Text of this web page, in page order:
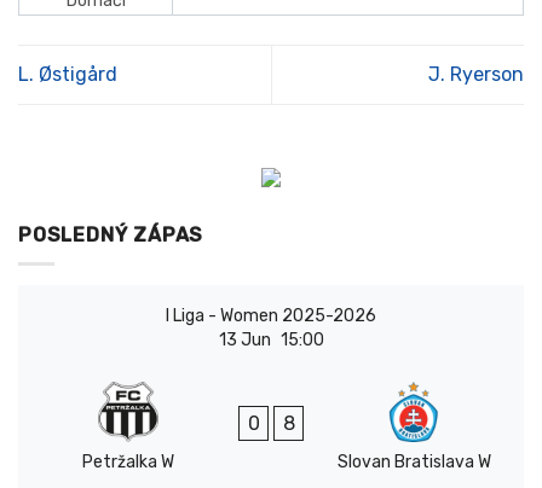
L. Østigård J. Ryerson
POSLEDNÝ ZÁPAS
I Liga - Women 2025-2026
13 Jun 15:00
Petržalka W
0 8
Slovan Bratislava W